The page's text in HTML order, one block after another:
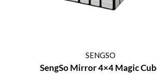
SENGSO
SengSo Mirror 4×4 Magic